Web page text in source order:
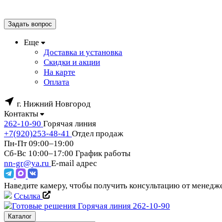
Задать вопрос
Еще
Доставка и установка
Скидки и акции
На карте
Оплата
г. Нижний Новгород
Контакты
262-10-90 Горячая линия
+7(920)253-48-41 Отдел продаж
Пн-Пт 09:00–19:00
Сб-Вс 10:00–17:00 График работы
nn-gr@ya.ru E-mail адрес
Наведите камеру, чтобы получить консультацию от
Ссылка
Горячая линия 262-10-90
Каталог